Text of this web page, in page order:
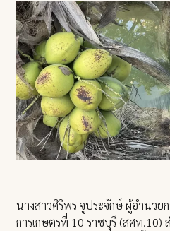
นางสาวศิริพร จูประจักษ์ ผู้อำนวย
การเกษตรที่ 10 ราชบุรี (สศท.10)